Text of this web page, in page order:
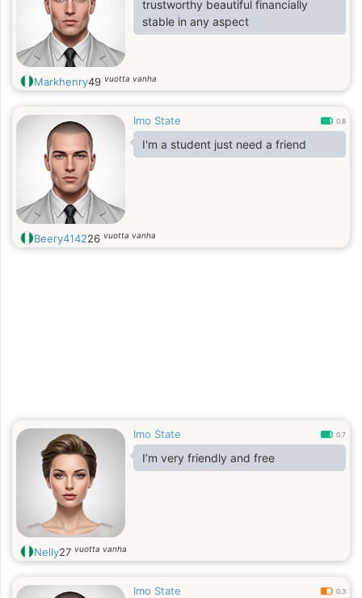
trustworthy beautiful financially
stable in any aspect
Markhenry49 vuotta vanha
Imo State 0.8
I'm a student just need a friend
Beery414226 vuotta vanha
Imo State 0.7
I’m very friendly and free
Nelly27 vuotta vanha
Imo State 0.3